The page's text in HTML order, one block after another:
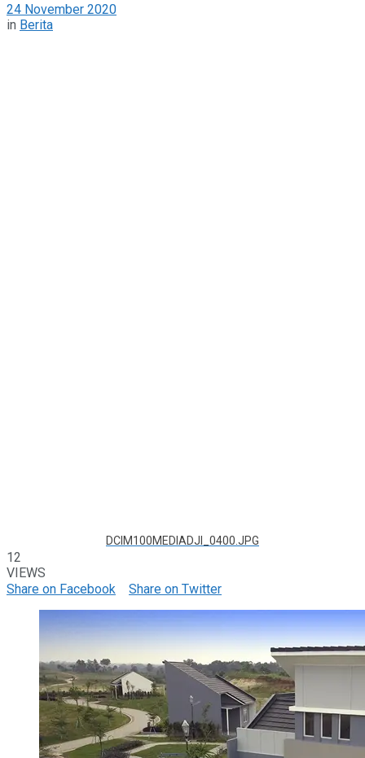
24 November 2020
in Berita
DCIM100MEDIADJI_0400.JPG
12
VIEWS
Share on Facebook
Share on Twitter